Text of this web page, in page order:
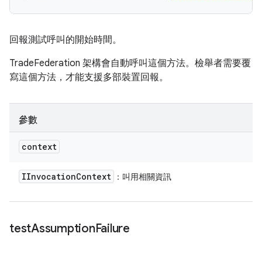
回報測試呼叫的開始時間。
TradeFederation 架構會自動呼叫這個方法。檢舉者需要覆
寫這個方法，才能支援多部裝置回報。
參數
context
IInvocationContext ：叫用相關資訊
testAssumptionFailure